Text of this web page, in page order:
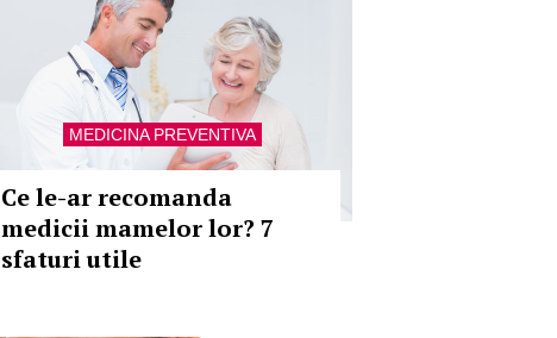
MEDICINA PREVENTIVA
Ce le-ar recomanda
medicii mamelor lor? 7
sfaturi utile